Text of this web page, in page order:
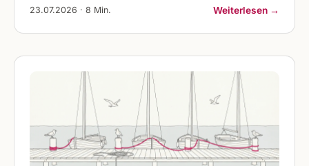
23.07.2026 · 8 Min. Weiterlesen →